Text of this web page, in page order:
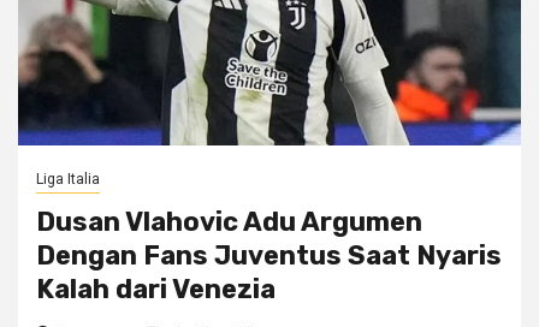
Liga Italia
Dusan Vlahovic Adu Argumen
Dengan Fans Juventus Saat Nyaris
Kalah dari Venezia